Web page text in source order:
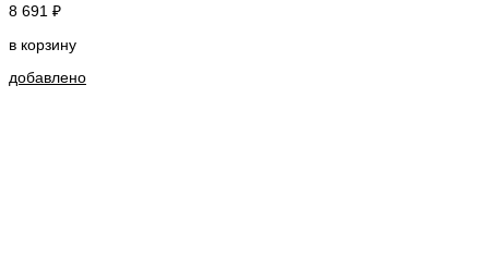
8 691 ₽
в корзину
добавлено